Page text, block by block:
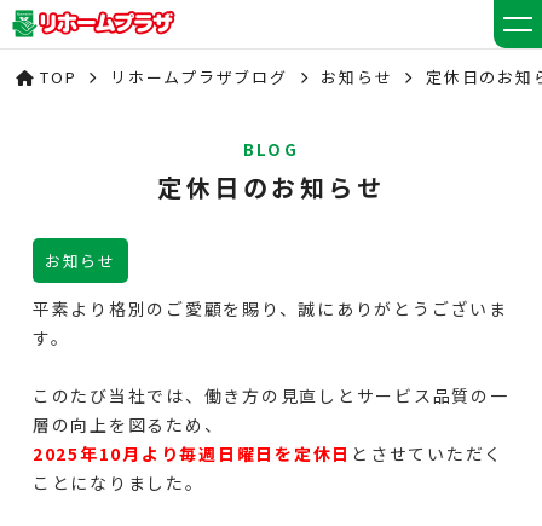
TOP リホームプラザブログ お知らせ 定休日のお知
BLOG
定休日のお知らせ
お知らせ
平素より格別のご愛顧を賜り、誠にありがとうございま
す。
このたび当社では、働き方の見直しとサービス品質の一
層の向上を図るため、
2025年10月より毎週日曜日を定休日 とさせていただく
ことになりました。